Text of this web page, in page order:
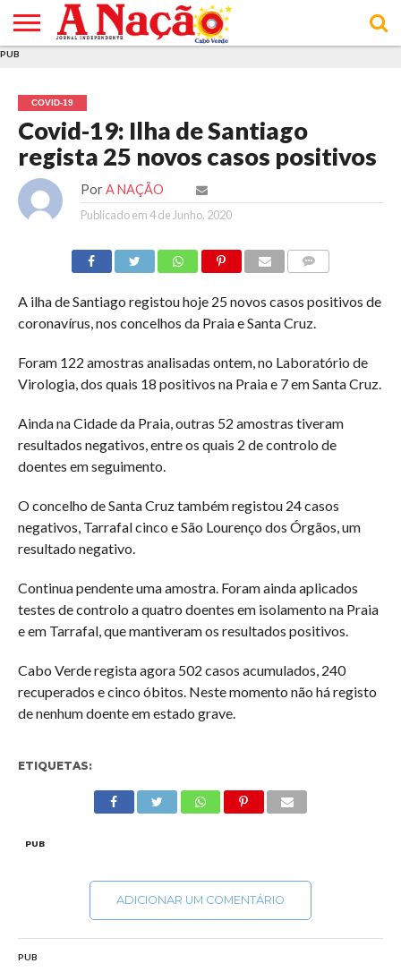
E DE
COOKIES
DE
UTILIZAÇÃO
PUB
COVID-19
Covid-19: Ilha de Santiago
regista 25 novos casos positivos
Por A NAÇÃO
Publicado em4 de Junho, 2020
A ilha de Santiago registou hoje 25 novos casos positivos de
coronavírus, nos concelhos da Praia e Santa Cruz.
Foram 122 amostras analisadas ontem, no Laboratório de
Virologia, dos quais 18 positivos na Praia e 7 em Santa Cruz.
Ainda na Cidade da Praia, outras 52 amostras tiveram
resultados negativos, entre os quais 2 de controlo de
doentes em seguimento.
O concelho de Santa Cruz também registou 24 casos
negativos, Tarrafal cinco e São Lourenço dos Órgãos, um
resultado negativo.
Continua pendente uma amostra. Foram ainda aplicados
testes de controlo a quatro doentes em isolamento na Praia
e em Tarrafal, que mantiveram os resultados positivos.
Cabo Verde regista agora 502 casos acumulados, 240
recuperados e cinco óbitos. Neste momento não há registo
de nenhum doente em estado grave.
ETIQUETAS:
PUB
ADICIONAR UM COMENTÁRIO
PUB